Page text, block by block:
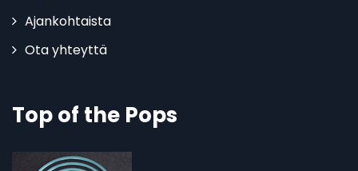
Ajankohtaista
Ota yhteyttä
Top of the Pops